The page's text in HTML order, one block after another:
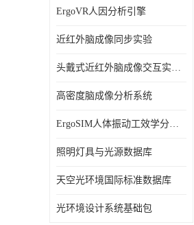
ErgoVR人因分析引擎
近红外脑成像同步实验
头戴式近红外脑成像交互实验室
高密度脑成像分析系统
ErgoSIM人体振动工效学分析系统
照明灯具与光源数据库
天空光环境国际标准数据库
光环境设计系统基础包